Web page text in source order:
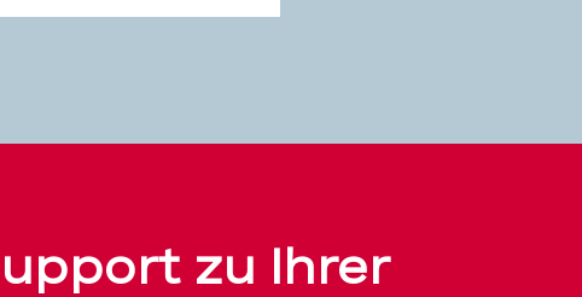
zu Ihrer